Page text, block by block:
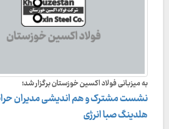
به میزبانی فولاد اکسین خوزستان برگزار شد؛
نشست مشترک و هم اندیشی مدیران
هلدینگ صبا انرژی